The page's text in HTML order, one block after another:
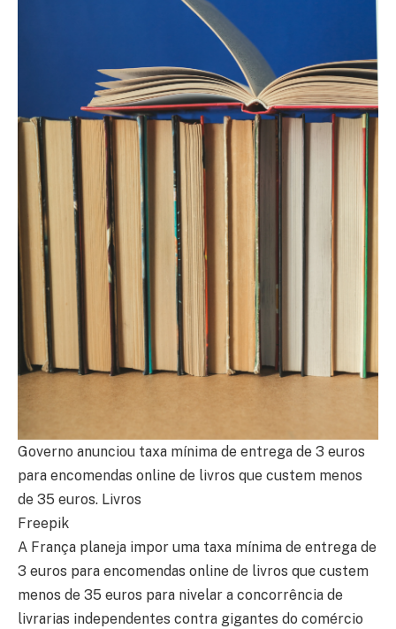
Governo anunciou taxa mínima de entrega de 3 euros
para encomendas online de livros que custem menos
de 35 euros. Livros
Freepik
A França planeja impor uma taxa mínima de entrega de
3 euros para encomendas online de livros que custem
menos de 35 euros para nivelar a concorrência de
livrarias independentes contra gigantes do comércio